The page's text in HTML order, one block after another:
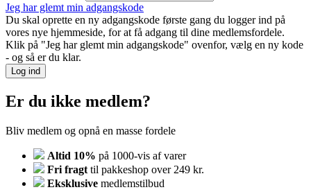
Jeg har glemt min adgangskode
Du skal oprette en ny adgangskode første gang du logger ind på
vores nye hjemmeside, for at få adgang til dine medlemsfordele.
Klik på "Jeg har glemt min adgangskode" ovenfor, vælg en ny kode
- og så er du klar.
Log ind
Er du ikke medlem?
Bliv medlem og opnå en masse fordele
Altid 10% på 1000-vis af varer
Fri fragt til pakkeshop over 249 kr.
Eksklusive medlemstilbud